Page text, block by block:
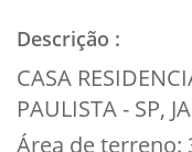
Descrição :
CASA
PAULISTA - SP,
Área de terreno: